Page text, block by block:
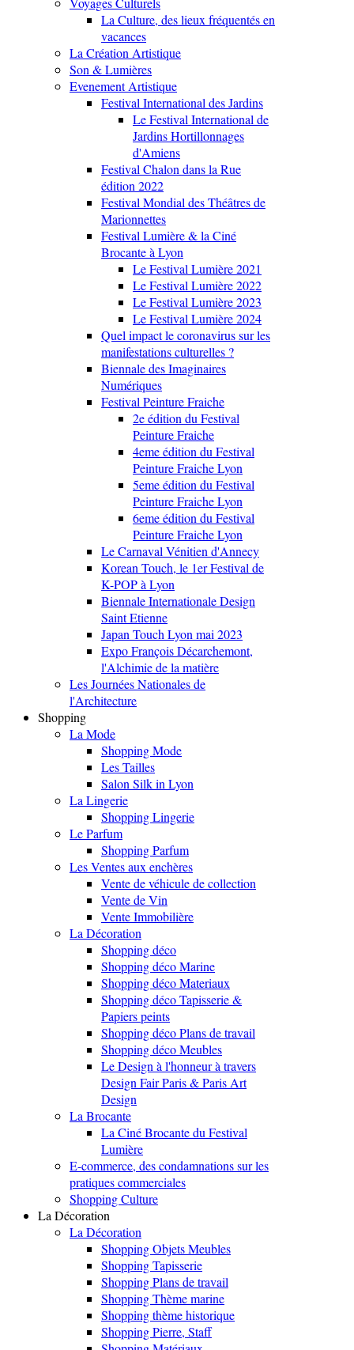
La Culture, des lieux fréquentés en
vacances
La Création Artistique
Son & Lumières
Evenement Artistique
Festival International des Jardins
Le Festival International de
Jardins Hortillonnages
d'Amiens
Festival Chalon dans la Rue
édition 2022
Festival Mondial des Théâtres de
Marionnettes
Festival Lumière & la Ciné
Brocante à Lyon
Le Festival Lumière 2021
Le Festival Lumière 2022
Le Festival Lumière 2023
Le Festival Lumière 2024
Quel impact le coronavirus sur les
manifestations culturelles ?
Biennale des Imaginaires
Numériques
Festival Peinture Fraiche
2e édition du Festival
Peinture Fraiche
4eme édition du Festival
Peinture Fraiche Lyon
5eme édition du Festival
Peinture Fraiche Lyon
6eme édition du Festival
Peinture Fraiche Lyon
Le Carnaval Vénitien d'Annecy
Korean Touch, le 1er Festival de
K-POP à Lyon
Biennale Internationale Design
Saint Etienne
Japan Touch Lyon mai 2023
Expo François Décarchemont,
l'Alchimie de la matière
Les Journées Nationales de
l'Architecture
Shopping
La Mode
Shopping Mode
Les Tailles
Salon Silk in Lyon
La Lingerie
Shopping Lingerie
Le Parfum
Shopping Parfum
Les Ventes aux enchères
Vente de véhicule de collection
Vente de Vin
Vente Immobilière
La Décoration
Shopping déco
Shopping déco Marine
Shopping déco Materiaux
Shopping déco Tapisserie &
Papiers peints
Shopping déco Plans de travail
Shopping déco Meubles
Le Design à l'honneur à travers
Design Fair Paris & Paris Art
Design
La Brocante
La Ciné Brocante du Festival
Lumière
E-commerce, des condamnations sur les
pratiques commerciales
Shopping Culture
La Décoration
La Décoration
Shopping Objets Meubles
Shopping Tapisserie
Shopping Plans de travail
Shopping Thème marine
Shopping thème historique
Shopping Pierre, Staff